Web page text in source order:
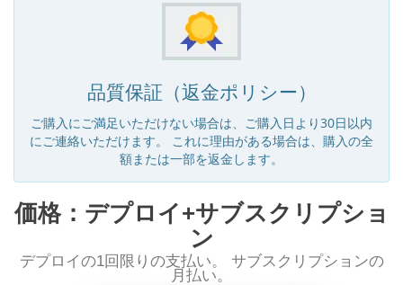
品質保証（返金ポリシー）
ご購入にご満足いただけない場合は、ご購入日より30日以内
にご連絡いただけます。 これに理由がある場合は、購入の全
額または一部を返金します。
価格：デプロイ+サブスクリプショ
ン
デプロイの1回限りの支払い。 サブスクリプションの
月払い。